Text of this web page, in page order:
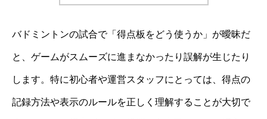
バドミントンの試合で「得点板をどう使うか」が曖昧だ
と、ゲームがスムーズに進まなかったり誤解が生じたり
します。特に初心者や運営スタッフにとっては、得点の
記録方法や表示のルールを正しく理解することが大切で